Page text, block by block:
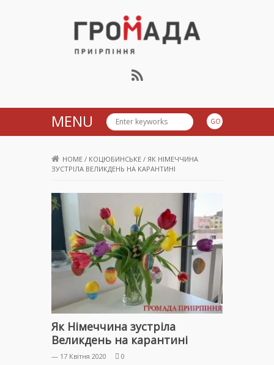
Громада Приірпіння
MENU
HOME / КОЦЮБИНСЬКЕ / ЯК НІМЕЧЧИНА
ЗУСТРІЛА ВЕЛИКДЕНЬ НА КАРАНТИНІ
Як Німеччина зустріла
Великдень на карантині
— 17 Квітня 2020 0